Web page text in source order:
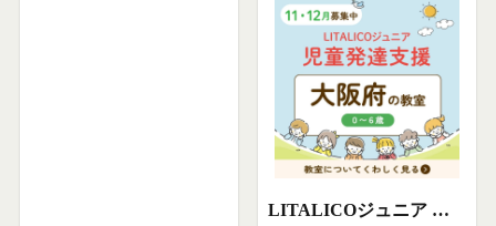
LITALICOジュニア 児童発達支援（大阪府の教室）